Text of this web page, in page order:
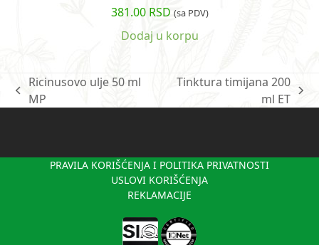
Ocenjeno
sa4.84od
381.00 RSD (sa PDV)
Dodaj u korpu
previous
Ricinusovo ulje 50 ml
MP
Tinktura timijana 200
ml ET
PRAVILA KORIŠĆENJA I POLITIKA PRIVATNOSTI
USLOVI KORIŠĆENJA
REKLAMACIJE